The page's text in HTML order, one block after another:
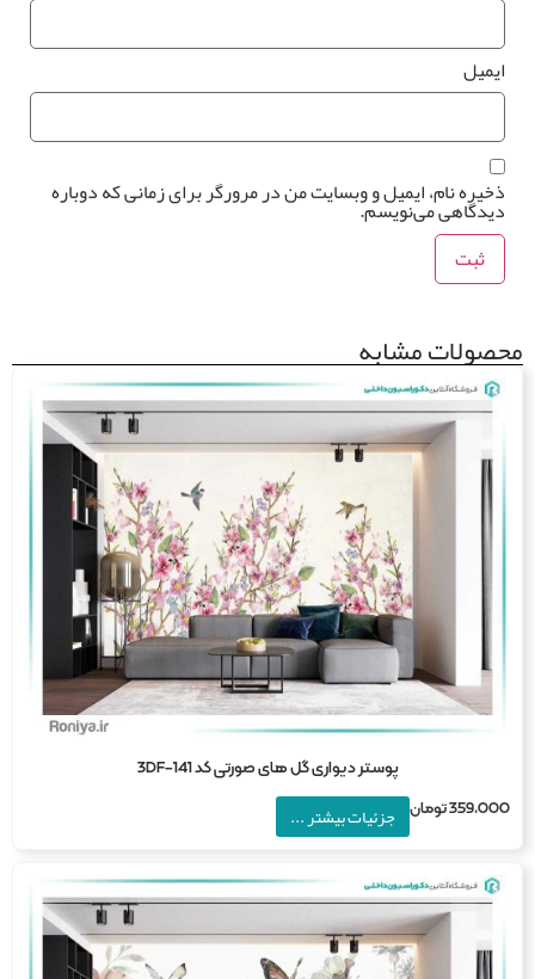
نام، ایمیل و وبسایت من در مرورگر برای زمانی که دوباره
می‌نویسم.
مشابه
پوستر دیواری گل های صورتی کد 3DF-141
تومان جزئیات بیشتر ...